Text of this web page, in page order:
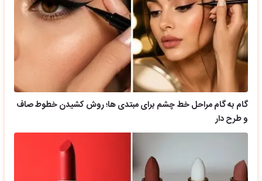
گام به گام مراحل خط چشم برای مبتدی ها؛ روش کشیدن خطوط صاف
و طرح دار